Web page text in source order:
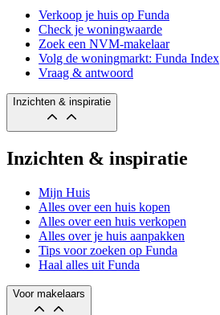
Verkoop je huis op Funda
Check je woningwaarde
Zoek een NVM-makelaar
Volg de woningmarkt: Funda Index
Vraag & antwoord
Inzichten & inspiratie
Inzichten & inspiratie
Mijn Huis
Alles over een huis kopen
Alles over een huis verkopen
Alles over je huis aanpakken
Tips voor zoeken op Funda
Haal alles uit Funda
Voor makelaars